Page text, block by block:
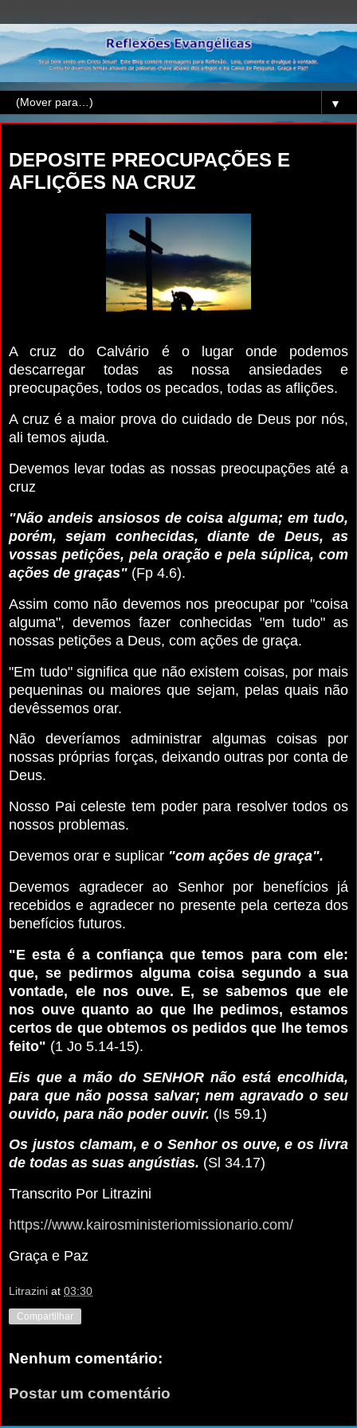
▼
DEPOSITE PREOCUPAÇÕES E
AFLIÇÕES NA CRUZ
A cruz do Calvário é o lugar onde podemos
descarregar todas as nossa ansiedades e
preocupações, todos os pecados, todas as aflições.
A cruz é a maior prova do cuidado de Deus por nós,
ali temos ajuda.
Devemos levar todas as nossas preocupações até a
cruz
"Não andeis ansiosos de coisa alguma; em tudo,
porém, sejam conhecidas, diante de Deus, as
vossas petições, pela oração e pela súplica, com
ações de graças" (Fp 4.6).
Assim como não devemos nos preocupar por "coisa
alguma", devemos fazer conhecidas "em tudo" as
nossas petições a Deus, com ações de graça.
"Em tudo" significa que não existem coisas, por mais
pequeninas ou maiores que sejam, pelas quais não
devêssemos orar.
Não deveríamos administrar algumas coisas por
nossas próprias forças, deixando outras por conta de
Deus.
Nosso Pai celeste tem poder para resolver todos os
nossos problemas.
Devemos orar e suplicar "com ações de graça".
Devemos agradecer ao Senhor por benefícios já
recebidos e agradecer no presente pela certeza dos
benefícios futuros.
"E esta é a confiança que temos para com ele:
que, se pedirmos alguma coisa segundo a sua
vontade, ele nos ouve. E, se sabemos que ele
nos ouve quanto ao que lhe pedimos, estamos
certos de que obtemos os pedidos que lhe temos
feito" (1 Jo 5.14-15).
Eis que a mão do SENHOR não está encolhida,
para que não possa salvar; nem agravado o seu
ouvido, para não poder ouvir. (Is 59.1)
Os justos clamam, e o Senhor os ouve, e os livra
de todas as suas angústias. (Sl 34.17)
Transcrito Por Litrazini
https://www.kairosministeriomissionario.com/
Graça e Paz
Litrazini at 03:30
Compartilhar
Nenhum comentário:
Postar um comentário